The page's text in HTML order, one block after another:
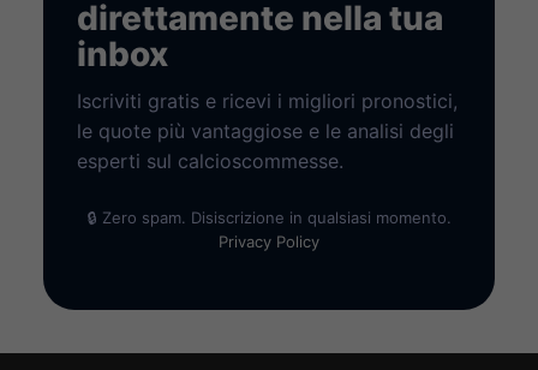
direttamente nella tua
inbox
Iscriviti gratis e ricevi i migliori pronostici,
le quote più vantaggiose e le analisi degli
esperti sul calcioscommesse.
🔒 Zero spam. Disiscrizione in qualsiasi momento.
Privacy Policy